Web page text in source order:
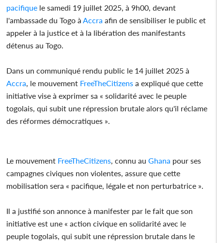
pacifique le samedi 19 juillet 2025, à 9h00, devant
l'ambassade du Togo à Accra afin de sensibiliser le public et
appeler à la justice et à la libération des manifestants
détenus au Togo.
Dans un communiqué rendu public le 14 juillet 2025 à
Accra , le mouvement FreeTheCitizens a expliqué que cette
initiative vise à exprimer sa « solidarité avec le peuple
togolais, qui subit une répression brutale alors qu'il réclame
des réformes démocratiques ».
Le mouvement FreeTheCitizens , connu auGhana pour ses
campagnes civiques non violentes, assure que cette
mobilisation sera « pacifique, légale et non perturbatrice ».
Il a justifié son annonce à manifester par le fait que son
initiative est une « action civique en solidarité avec le
peuple togolais, qui subit une répression brutale dans le